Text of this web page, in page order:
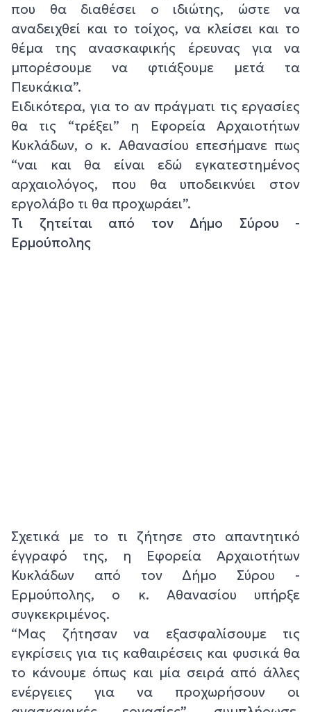
που θα διαθέσει ο ιδιώτης, ώστε να
αναδειχθεί και το τοίχος, να κλείσει και το
θέμα της ανασκαφικής έρευνας για να
μπορέσουμε να φτιάξουμε μετά τα
Πευκάκια”.
Ειδικότερα, για το αν πράγματι τις εργασίες
θα τις “τρέξει” η Εφορεία Αρχαιοτήτων
Κυκλάδων, ο κ. Αθανασίου επεσήμανε πως
“ναι και θα είναι εδώ εγκατεστημένος
αρχαιολόγος, που θα υποδεικνύει στον
εργολάβο τι θα προχωράει”.
Τι ζητείται από τον Δήμο Σύρου -
Ερμούπολης
Σχετικά με το τι ζήτησε στο απαντητικό
έγγραφό της, η Εφορεία Αρχαιοτήτων
Κυκλάδων από τον Δήμο Σύρου -
Ερμούπολης, ο κ. Αθανασίου υπήρξε
συγκεκριμένος.
“Μας ζήτησαν να εξασφαλίσουμε τις
εγκρίσεις για τις καθαιρέσεις και φυσικά θα
το κάνουμε όπως και μία σειρά από άλλες
ενέργειες για να προχωρήσουν οι